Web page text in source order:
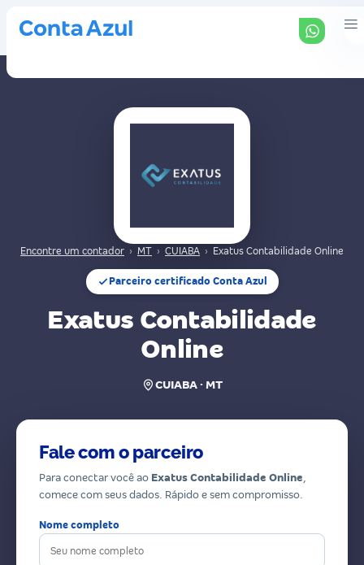
Encontre um contador › MT › CUIABA › Exatus Contabilidade Online
Parceiro certificado Conta Azul
Exatus Contabilidade
Online
CUIABA · MT
Fale com o parceiro
Para conectar você ao Exatus Contabilidade Online,
comece com seus dados. Rápido e sem compromisso.
Nome completo